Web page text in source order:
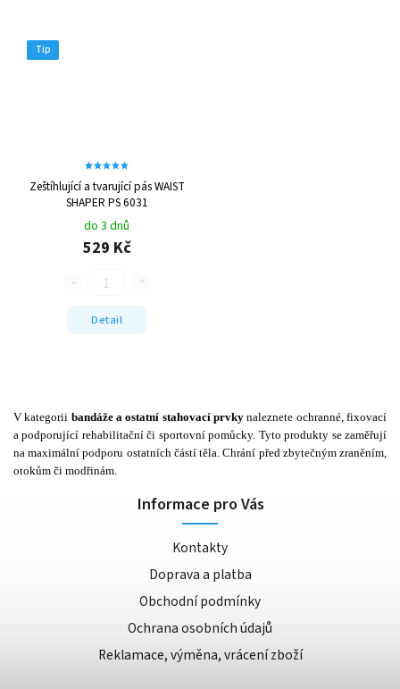
Tip
Zeštíhlující a tvarující pás WAIST
SHAPER PS 6031
do 3 dnů
529 Kč
Detail
V kategorii bandáže a ostatní stahovací prvky naleznete ochranné, fixovací
a podporující rehabilitační či sportovní pomůcky. Tyto produkty se zaměřují
na maximální podporu ostatních částí těla. Chrání před zbytečným zraněním,
otokům či modřinám.
Informace pro Vás
Kontakty
Doprava a platba
Obchodní podmínky
Ochrana osobních údajů
Reklamace, výměna, vrácení zboží